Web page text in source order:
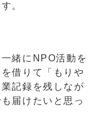
。
緒にNPO活動を
借りて「もりや
記録を残しなが
届けたいと思っ